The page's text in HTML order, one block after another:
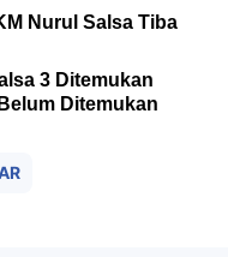
Nurul Salsa Tiba
3 Ditemukan
Ditemukan